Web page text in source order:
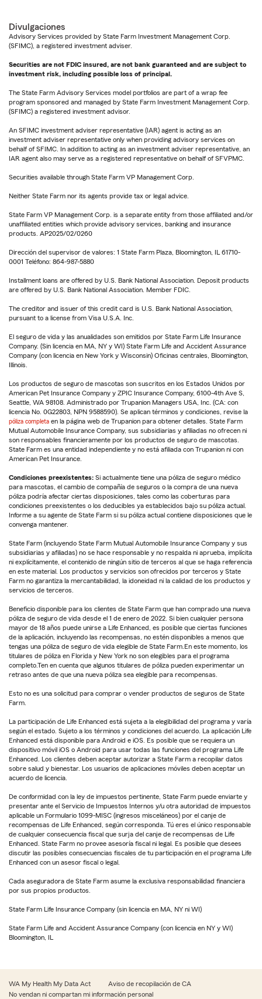
Divulgaciones
Advisory Services provided by State Farm Investment Management Corp.
(SFIMC), a registered investment adviser.
Securities are not FDIC insured, are not bank guaranteed and are subject to
investment risk, including possible loss of principal.
The State Farm Advisory Services model portfolios are part of a wrap fee
program sponsored and managed by State Farm Investment Management Corp.
(SFIMC) a registered investment advisor.
An SFIMC investment adviser representative (IAR) agent is acting as an
investment adviser representative only when providing advisory services on
behalf of SFIMC. In addition to acting as an investment adviser representative, an
IAR agent also may serve as a registered representative on behalf of SFVPMC.
Securities available through State Farm VP Management Corp.
Neither State Farm nor its agents provide tax or legal advice.
State Farm VP Management Corp. is a separate entity from those affiliated and/or
unaffiliated entities which provide advisory services, banking and insurance
products. AP2025/02/0260
Dirección del supervisor de valores: 1 State Farm Plaza, Bloomington, IL 61710-
0001 Teléfono: 864-987-5880
Installment loans are offered by U.S. Bank National Association. Deposit products
are offered by U.S. Bank National Association. Member FDIC.
The creditor and issuer of this credit card is U.S. Bank National Association,
pursuant to a license from Visa U.S.A. Inc.
El seguro de vida y las anualidades son emitidos por State Farm Life Insurance
Company. (Sin licencia en MA, NY y WI) State Farm Life and Accident Assurance
Company (con licencia en New York y Wisconsin) Oficinas centrales, Bloomington,
Illinois.
Los productos de seguro de mascotas son suscritos en los Estados Unidos por
American Pet Insurance Company y ZPIC Insurance Company, 6100-4th Ave S,
Seattle, WA 98108. Administrado por Trupanion Managers USA, Inc. (CA: con
licencia No. 0G22803, NPN 9588590). Se aplican términos y condiciones, revise la
póliza completa en la página web de Trupanion para obtener detalles. State Farm
Mutual Automobile Insurance Company, sus subsidiarias y afiliadas no ofrecen ni
son responsables financieramente por los productos de seguro de mascotas.
State Farm es una entidad independiente y no está afiliada con Trupanion ni con
American Pet Insurance.
Condiciones preexistentes: Si actualmente tiene una póliza de seguro médico
para mascotas, el cambio de compañía de seguros o la compra de una nueva
póliza podría afectar ciertas disposiciones, tales como las coberturas para
condiciones preexistentes o los deducibles ya establecidos bajo su póliza actual.
Informe a su agente de State Farm si su póliza actual contiene disposiciones que le
convenga mantener.
State Farm (incluyendo State Farm Mutual Automobile Insurance Company y sus
subsidiarias y afiliadas) no se hace responsable y no respalda ni aprueba, implícita
ni explícitamente, el contenido de ningún sitio de terceros al que se haga referencia
en este material. Los productos y servicios son ofrecidos por terceros y State
Farm no garantiza la mercantabilidad, la idoneidad ni la calidad de los productos y
servicios de terceros.
Beneficio disponible para los clientes de State Farm que han comprado una nueva
póliza de seguro de vida desde el 1 de enero de 2022. Si bien cualquier persona
mayor de 18 años puede unirse a Life Enhanced, es posible que ciertas funciones
de la aplicación, incluyendo las recompensas, no estén disponibles a menos que
tengas una póliza de seguro de vida elegible de State Farm.En este momento, los
titulares de póliza en Florida y New York no son elegibles para el programa
completo.Ten en cuenta que algunos titulares de póliza pueden experimentar un
retraso antes de que una nueva póliza sea elegible para recompensas.
Esto no es una solicitud para comprar o vender productos de seguros de State
Farm.
La participación de Life Enhanced está sujeta a la elegibilidad del programa y varía
según el estado. Sujeto a los términos y condiciones del acuerdo. La aplicación Life
Enhanced está disponible para Android e iOS. Es posible que se requiera un
dispositivo móvil iOS o Android para usar todas las funciones del programa Life
Enhanced. Los clientes deben aceptar autorizar a State Farm a recopilar datos
sobre salud y bienestar. Los usuarios de aplicaciones móviles deben aceptar un
acuerdo de licencia.
De conformidad con la ley de impuestos pertinente, State Farm puede enviarte y
presentar ante el Servicio de Impuestos Internos y/u otra autoridad de impuestos
aplicable un Formulario 1099-MISC (ingresos misceláneos) por el canje de
recompensas de Life Enhanced, según corresponda. Tú eres el único responsable
de cualquier consecuencia fiscal que surja del canje de recompensas de Life
Enhanced. State Farm no provee asesoría fiscal ni legal. Es posible que desees
discutir las posibles consecuencias fiscales de tu participación en el programa Life
Enhanced con un asesor fiscal o legal.
Cada aseguradora de State Farm asume la exclusiva responsabilidad financiera
por sus propios productos.
State Farm Life Insurance Company (sin licencia en MA, NY ni WI)
State Farm Life and Accident Assurance Company (con licencia en NY y WI)
Bloomington, IL
WA My Health My Data Act
Aviso de recopilación de CA
No vendan ni compartan mi información personal